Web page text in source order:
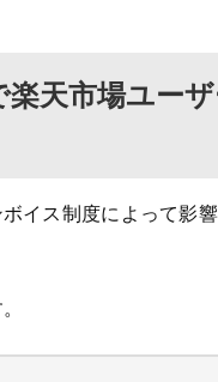
天市場ユー
イス制度によって影